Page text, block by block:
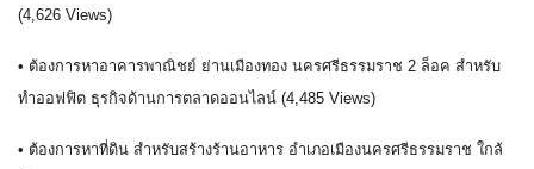
(4,626 Views)
• ต้องการหาอาคารพาณิชย์ ย่านเมืองทอง นครศรีธรรมราช 2 ล็อค สำหรับ
ทำออฟฟิต ธุรกิจด้านการตลาดออนไลน์ (4,485 Views)
• ต้องการหาที่ดิน สำหรับสร้างร้านอาหาร อำเภอเมืองนครศรีธรรมราช ใกล้